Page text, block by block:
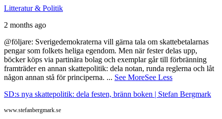
Litteratur & Politik
2 months ago
@följare: Sverigedemokraterna vill gärna tala om skattebetalarnas
pengar som folkets heliga egendom. Men när fester delas upp,
böcker köps via partinära bolag och exemplar går till förbränning
framträder en annan skattepolitik: dela notan, runda reglerna och låt
någon annan stå för principerna. ... See MoreSee Less
SD:s nya skattepolitik: dela festen, bränn boken | Stefan Bergmark
www.stefanbergmark.se